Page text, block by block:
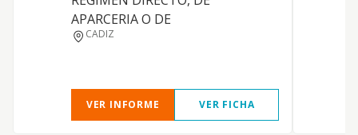
APARCERIA O DE
CADIZ
VER INFORME VER FICHA